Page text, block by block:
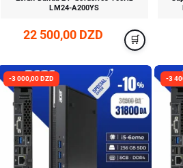
LM24-A200YS
22 500,00 DZD
-3 000,00 DZD -3